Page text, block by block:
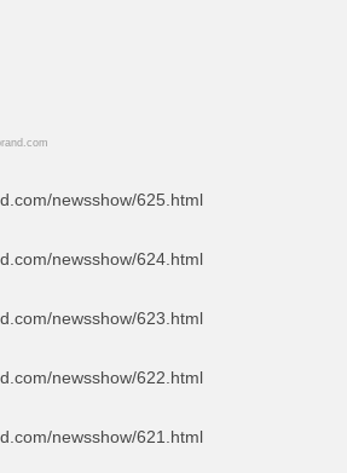
newsshow/625.html
newsshow/624.html
newsshow/623.html
newsshow/622.html
newsshow/621.html